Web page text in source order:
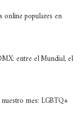
online populares en
entre el Mundial, el
mes: LGBTQ+